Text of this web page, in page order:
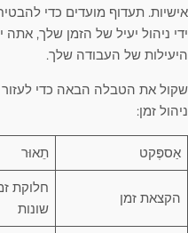
אישיות. תעדוף מועדים כדי
ידי ניהול יעיל של הזמן שלך,
היעילות של העבודה שלך.
שקול את הטבלה הבאה כדי
ניהול זמן:
אַספֶּקט תֵאוּר
הקצאת זמן
חלוקת
שונות